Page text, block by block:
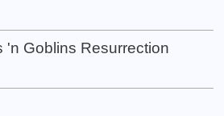
'n Goblins Resurrection